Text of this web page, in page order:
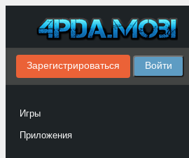
Зарегистрироваться Войти
Игры
Приложения